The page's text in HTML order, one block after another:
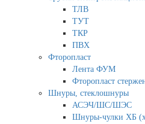
ТЛВ
ТУТ
ТКР
ПВХ
Фторопласт
Лента ФУМ
Фторопласт
Шнуры, стеклошнуры
АСЭЧ/ШС/ШЭС
Шнуры-чулки ХБ